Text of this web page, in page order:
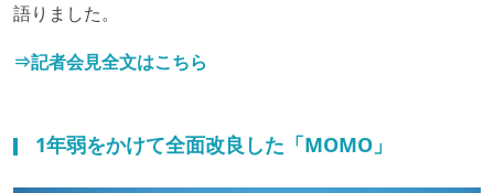
語りました。
⇒記者会見全文はこちら
1年弱をかけて全面改良した「MOMO」